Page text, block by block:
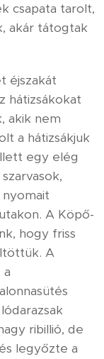
csapata tarolt,
akár tátogtak
éjszakát
hátizsákokat
akik nem
a hátizsákjuk
egy elég
A Köpő-
hogy friss
A
a
ribillió, de
legyőzte a